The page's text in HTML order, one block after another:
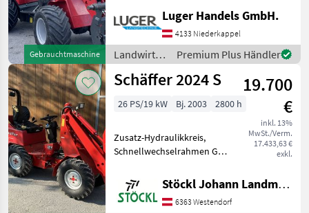
Gebrauchtmaschine
hydr. Geräteverriegelung -
mit Niedrigdach - Kubota
Dieselmotor D1105 - 26 PS -
3Zylinder - Heckgewi
Luger Handels GmbH.
4133 Niederkappel
Landwirtsch.
Motorfahrzeuge
/ Schäffer
Premium Plus Händler
Schäffer 2024 S
19.700
€
inkl. 13%
MwSt./Verm.
17.433,63 €
exkl.
26 PS/19 kW Bj. 2003 2800 h
Zusatz-Hydraulikkreis,
Schnellwechselrahmen Gut
Hoflader 2024S, ca.
2800Std.,
Zusatzhydraulikkreis,
Stöckl Johann Landmaschinen GesmbH & Co KG
6363 Westendorf